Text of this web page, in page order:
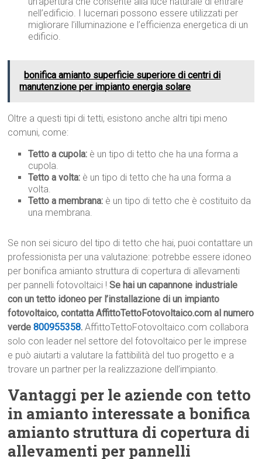
nell’edificio. I lucernari possono essere utilizzati per
migliorare l’illuminazione e l’efficienza energetica di un
edificio.
bonifica amianto superficie superiore di centri di
manutenzione per impianto energia solare
Oltre a questi tipi di tetti, esistono anche altri tipi meno
comuni, come:
Tetto a cupola: è un tipo di tetto che ha una forma a
cupola.
Tetto a volta: è un tipo di tetto che ha una forma a
volta.
Tetto a membrana: è un tipo di tetto che è costituito da
una membrana.
Se non sei sicuro del tipo di tetto che hai, puoi contattare un
professionista per una valutazione: potrebbe essere idoneo
per bonifica amianto struttura di copertura di allevamenti
per pannelli fotovoltaici !Se hai un capannone industriale
con un tetto idoneo per l’installazione di un impianto
fotovoltaico, contatta AffittoTettoFotovoltaico.com al numero
verde800955358. AffittoTettoFotovoltaico.com collabora
solo con leader nel settore del fotovoltaico per le imprese
e può aiutarti a valutare la fattibilità del tuo progetto e a
trovare un partner per la realizzazione dell’impianto.
Vantaggi per le aziende con tetto
in amianto interessate a bonifica
amianto struttura di copertura di
allevamenti per pannelli